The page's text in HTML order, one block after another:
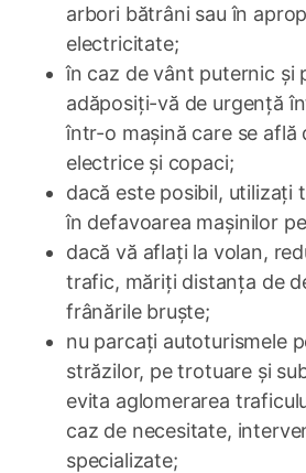
arbori bătrâni sau în
electricitate;
în caz de vânt puternic și
adăposiți-vă de urgență
într-o mașină care se află
electrice și copaci;
dacă este posibil, utilizați
în defavoarea mașinilor
dacă vă aflați la volan,
trafic, măriți distanța de
frânările bruște;
nu parcați autoturismele
străzilor, pe trotuare și
evita aglomerarea
caz de necesitate,
specializate;